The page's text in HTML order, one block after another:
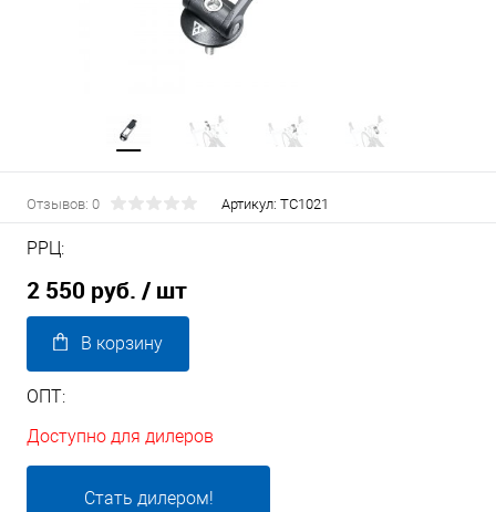
Отзывов: 0 Артикул: TC1021
РРЦ:
2 550 руб. / шт
В корзину
ОПТ:
Доступно для дилеров
Стать дилером!